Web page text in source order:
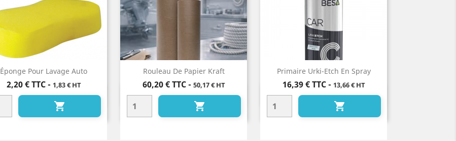
Éponge Pour Lavage Auto
Prix
2,20 € TTC- 1,83 € HT

Aperçu rapide
Rouleau De Papier Kraft
Prix
60,20 € TTC- 50,17 € HT

Aperçu rapide
Primaire Urki-Etch En Spray
Prix
16,39 € TTC- 13,66 € HT

Aperçu rapide